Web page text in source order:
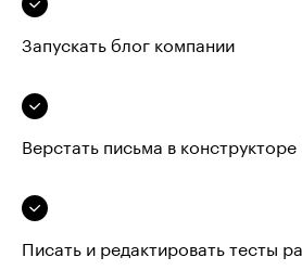
Запускать блог компании
Верстать письма в
Писать и редактировать тесты